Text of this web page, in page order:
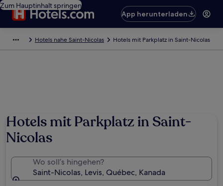
Zum Hauptinhalt springen
App herunterladen
Hotels nahe Saint-Nicolas Hotels mit Parkplatz in Saint-Nicolas
Hotels mit Parkplatz in Saint-
Nicolas
Wo soll’s hingehen?
Saint-Nicolas, Levis, Québec, Kanada